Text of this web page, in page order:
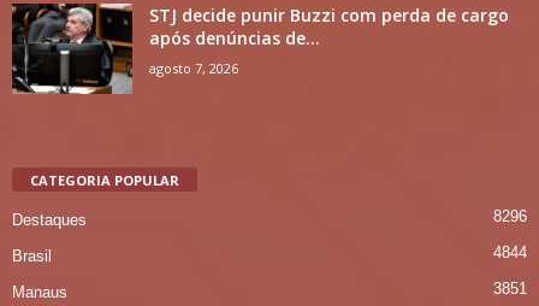
STJ decide punir Buzzi com perda de cargo
após denúncias de...
agosto 7, 2026
CATEGORIA POPULAR
Destaques 8296
Brasil 4844
Manaus 3851